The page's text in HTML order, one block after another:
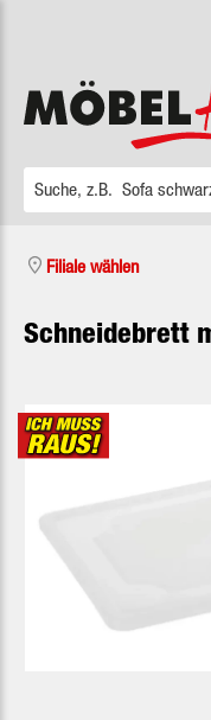
Filiale wählen
Schneidebrett
Bildergalerie überspringen